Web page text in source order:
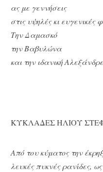
ας με γεννήσεις
στις υψηλές κι ευγενικές
Την Δαμασκό
την Βαβυλώνα
και την ιδανική
ΚΥΚΛΑΔΕΣ ΗΛΙΟΥ
Από του κύματος την
λευκές πυκνές ρανίδες,